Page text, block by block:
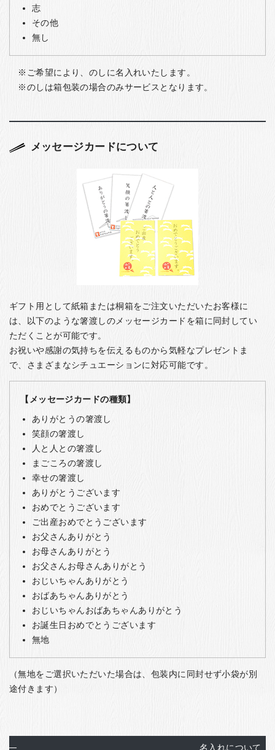
志
その他
無し
ご希望により、のしに名入れいたします。
のしは箱包装の場合のみサービスとなります。
メッセージカードについて
ギフト用として紙箱または桐箱をご注文いただいたお客様に
は、以下のような箸渡しのメッセージカードを箱に同封してい
ただくことが可能です。
お祝いや感謝の気持ちを伝えるものから気軽なプレゼントま
で、さまざまなシチュエーションに対応可能です。
【メッセージカードの種類】
ありがとうの箸渡し
笑顔の箸渡し
人と人との箸渡し
まごころの箸渡し
幸せの箸渡し
ありがとうございます
おめでとうございます
ご出産おめでとうございます
お父さんありがとう
お母さんありがとう
お父さんお母さんありがとう
おじいちゃんありがとう
おばあちゃんありがとう
おじいちゃんおばあちゃんありがとう
お誕生日おめでとうございます
無地
（無地をご選択いただいた場合は、包装内に同封せず小袋が別
途付きます）
名入れについて